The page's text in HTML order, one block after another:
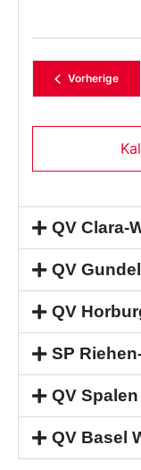
Vorherige
QV Clara-
QV
QV
SP
QV Spalen
QV Basel